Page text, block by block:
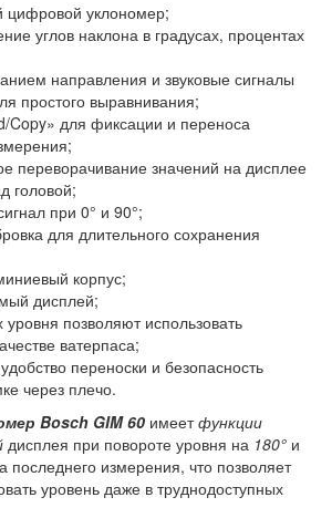
цифровой уклономер;
углов наклона в градусах, процентах
направления и звуковые сигналы
простого выравнивания;
Copy» для фиксации и переноса
переворачивание значений на дисплее
головой;
при 0° и 90°;
для длительного сохранения
корпус;
дисплей;
уровня позволяют использовать
ватерпаса;
переноски и безопасность
через плечо.
Bosch GIM 60 имеетфункции
дисплея при повороте уровня на 180° и
последнего измерения, что позволяет
уровень даже в труднодоступных